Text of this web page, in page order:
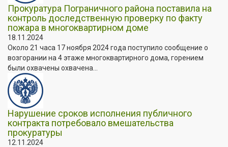
Прокуратура Пограничного района поставила на
контроль доследственную проверку по факту
пожара в многоквартирном доме
18.11.2024
Около 21 часа 17 ноября 2024 года поступило сообщение о
возгорании на 4 этаже многоквартирного дома, горением
были охвачены охвачена...
Нарушение сроков исполнения публичного
контракта потребовало вмешательства
прокуратуры
12.11.2024